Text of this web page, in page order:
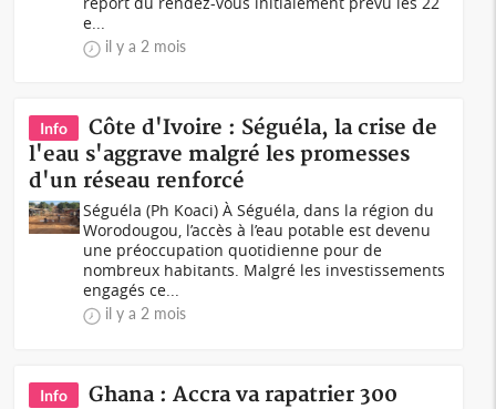
e...
il y a 2 mois
Info
Côte d'Ivoire : Séguéla, la crise de
l'eau s'aggrave malgré les promesses
d'un réseau renforcé
Séguéla (Ph Koaci) À Séguéla, dans la région du
Worodougou, l’accès à l’eau potable est devenu
une préoccupation quotidienne pour de
nombreux habitants. Malgré les investissements
engagés ce...
il y a 2 mois
Info
Ghana : Accra va rapatrier 300